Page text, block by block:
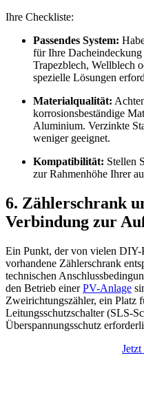
Ihre Checkliste:
Passendes System:
für Ihre
Trapezblech, Wellblech
spezielle Lösungen
Materialqualität:
korrosionsbeständige
Aluminium. Verzinkte
weniger geeignet.
Kompatibilität: Stellen
zur Rahmenhöhe Ihrer
6. Zählerschrank
Verbindung zur
Ein Punkt, der von vielen DIY-
vorhandene Zählerschrank
technischen
den Betrieb einerPV-Anlage
Zweirichtungszähler, ein Platz
Leitungsschutzschalter (SLS-
Überspannungsschutz